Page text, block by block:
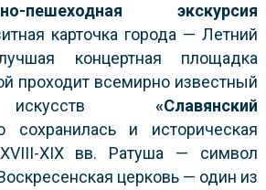
пешеходная экскурсия
карточка города — Летний
концертная площадка
проходит всемирно известный
искусств«Славянский
сохранилась и историческая
XIX вв. Ратуша — символ
церковь — один из